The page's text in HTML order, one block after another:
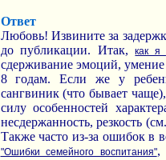
Ответ
Любовь! Извините за
до публикации. Итак,как я
сдерживание эмоций, умение
8 годам. Если же у
сангвиник (что бывает
силу особенностей
несдержанность, резкость
Также часто из-за ошибок в
"Ошибки семейного воспитания",